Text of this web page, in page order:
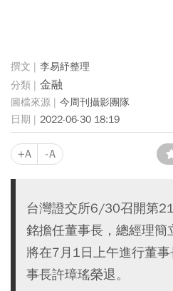
李易紓整理
金融
今周刊攝影團隊
2022-06-30 18:19
+A -A
台灣證交所6/30召開第
銘擔任董事長，總經理
將在7月1日上午進行董
事長許璋瑤榮退。